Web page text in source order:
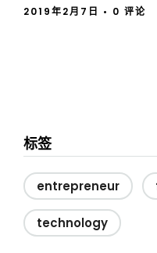
2019年2月7日 • 0 评论
标签
entrepreneur
technology